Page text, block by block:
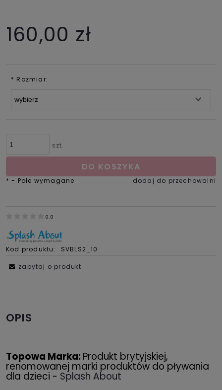
160,00 zł
* Rozmiar:
szt.
DO KOSZYKA
dodaj do przechowalni
* - Pole wymagane
0.0
Kod produktu: SVBLS2_10
zapytaj o produkt
OPIS
Topowa Marka:Produkt brytyjskiej,
renomowanej marki produktów do pływania
dla dzieci - Splash About